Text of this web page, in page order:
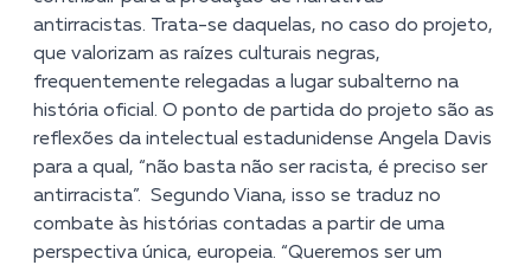
antirracistas. Trata-se daquelas, no caso do projeto,
que valorizam as raízes culturais negras,
frequentemente relegadas a lugar subalterno na
história oficial. O ponto de partida do projeto são as
reflexões da intelectual estadunidense Angela Davis
para a qual, “não basta não ser racista, é preciso ser
antirracista”. Segundo Viana, isso se traduz no
combate às histórias contadas a partir de uma
perspectiva única, europeia. “Queremos ser um